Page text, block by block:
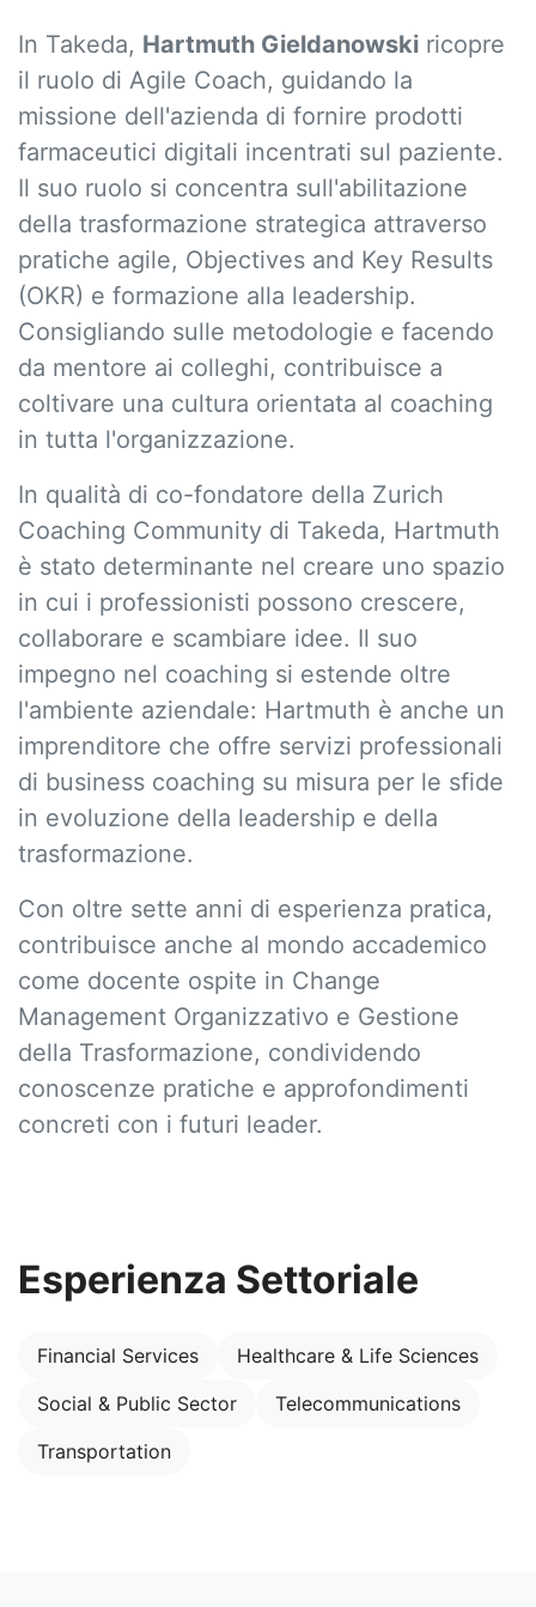
In Takeda, Hartmuth Gieldanowski ricopre
il ruolo di Agile Coach, guidando la
missione dell'azienda di fornire prodotti
farmaceutici digitali incentrati sul paziente.
Il suo ruolo si concentra sull'abilitazione
della trasformazione strategica attraverso
pratiche agile, Objectives and Key Results
(OKR) e formazione alla leadership.
Consigliando sulle metodologie e facendo
da mentore ai colleghi, contribuisce a
coltivare una cultura orientata al coaching
in tutta l'organizzazione.
In qualità di co-fondatore della Zurich
Coaching Community di Takeda, Hartmuth
è stato determinante nel creare uno spazio
in cui i professionisti possono crescere,
collaborare e scambiare idee. Il suo
impegno nel coaching si estende oltre
l'ambiente aziendale: Hartmuth è anche un
imprenditore che offre servizi professionali
di business coaching su misura per le sfide
in evoluzione della leadership e della
trasformazione.
Con oltre sette anni di esperienza pratica,
contribuisce anche al mondo accademico
come docente ospite in Change
Management Organizzativo e Gestione
della Trasformazione, condividendo
conoscenze pratiche e approfondimenti
concreti con i futuri leader.
Esperienza Settoriale
Financial Services
Healthcare & Life Sciences
Social & Public Sector
Telecommunications
Transportation